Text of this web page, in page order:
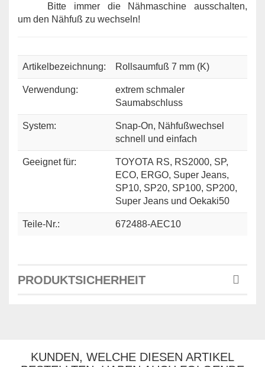
Bitte immer die Nähmaschine ausschalten,
um den Nähfuß zu wechseln!
Artikelbezeichnung: Rollsaumfuß 7 mm (K)
Verwendung:
extrem schmaler
Saumabschluss
System:
Snap-On, Nähfußwechsel
schnell und einfach
Geeignet für:
TOYOTA RS, RS2000, SP,
ECO, ERGO, Super Jeans,
SP10, SP20, SP100, SP200,
Super Jeans und Oekaki50
Teile-Nr.: 672488-AEC10
PRODUKTSICHERHEIT
KUNDEN, WELCHE DIESEN ARTIKEL